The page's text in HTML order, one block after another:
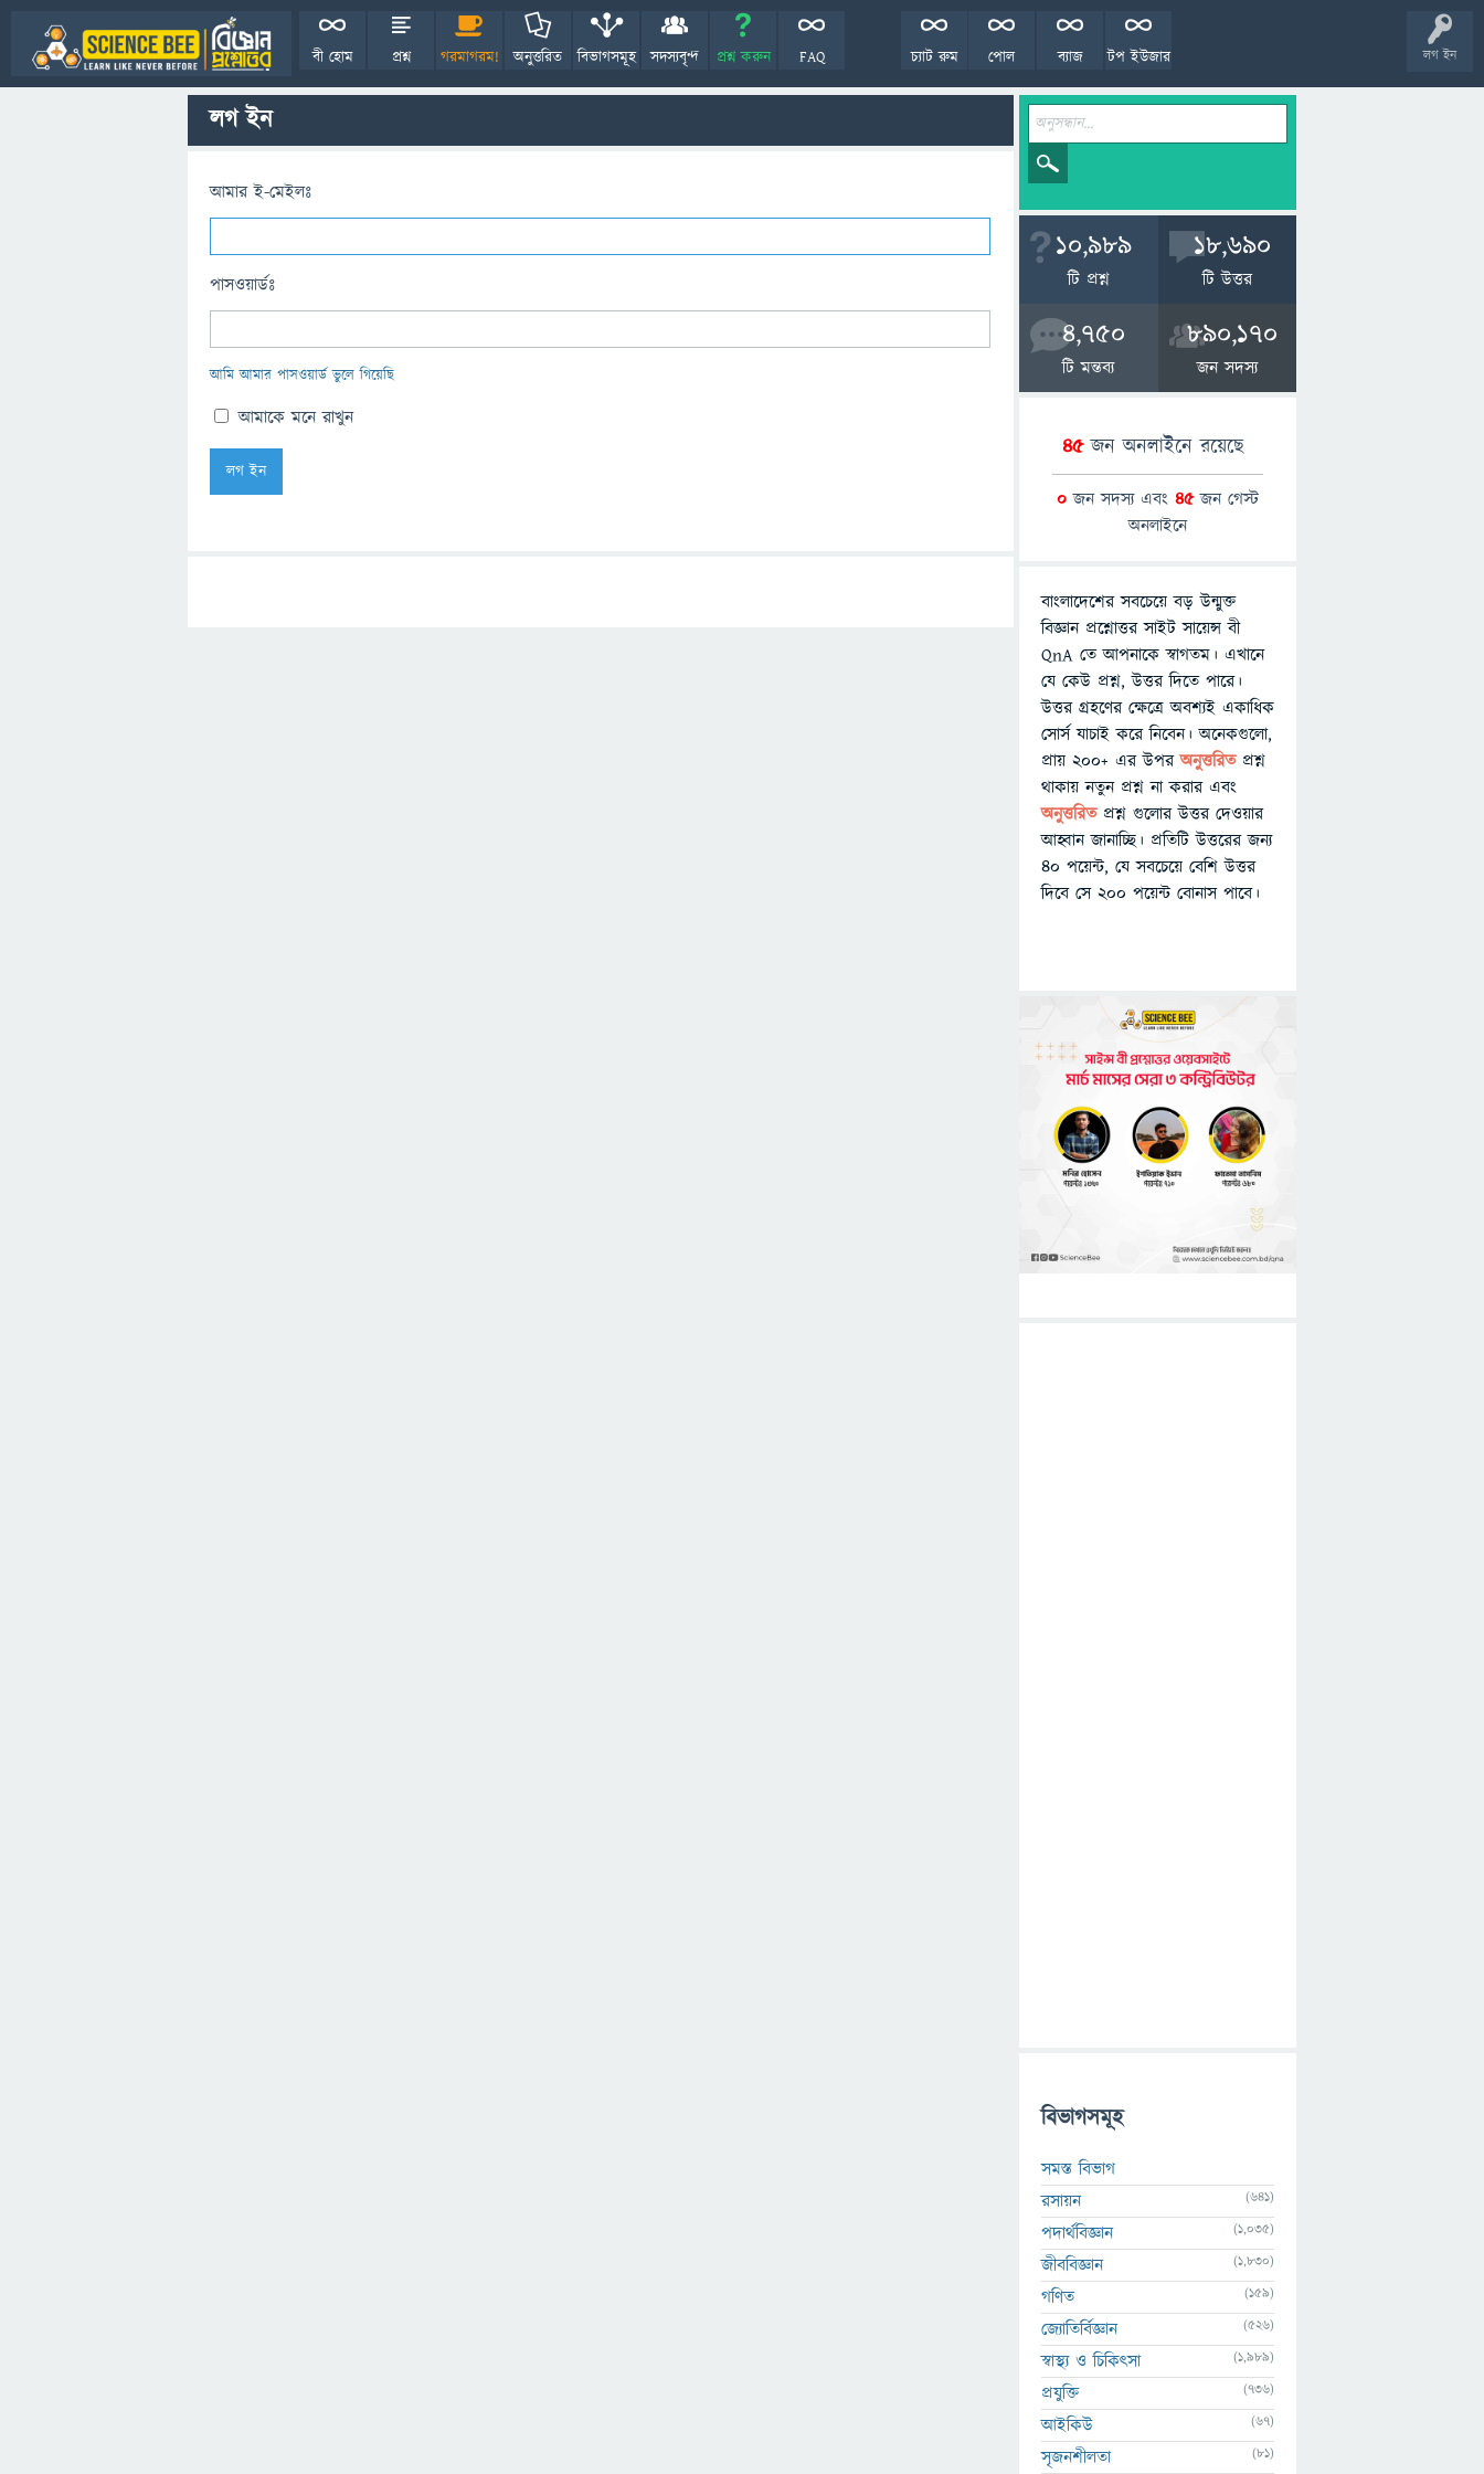
লগ ইন
বী হোম প্রশ্ন গরমাগরম! অনুত্তরিত বিভাগসমূহ সদস্যবৃন্দ প্রশ্ন করুন FAQ টপ ইউজার
ব্যাজ
পোল
চ্যাট রুম
লগ ইন
আমার ই-মেইলঃ
পাসওয়ার্ডঃ
আমি আমার পাসওয়ার্ড ভুলে গিয়েছি
আমাকে মনে রাখুন
10,989
টি প্রশ্ন
18,690
টি উত্তর
4,750
টি মন্তব্য
890,170
জন সদস্য
45জন অনলাইনে রয়েছে
0 জন সদস্য এবং 45জন গেস্ট
অনলাইনে
বাংলাদেশের সবচেয়ে বড় উন্মুক্ত
বিজ্ঞান প্রশ্নোত্তর সাইট সায়েন্স বী
QnA তে আপনাকে স্বাগতম। এখানে
যে কেউ প্রশ্ন, উত্তর দিতে পারে।
উত্তর গ্রহণের ক্ষেত্রে অবশ্যই একাধিক
সোর্স যাচাই করে নিবেন। অনেকগুলো,
প্রায় ২০০+ এর উপরঅনুত্তরিতপ্রশ্ন
থাকায় নতুন প্রশ্ন না করার এবং
অনুত্তরিত প্রশ্ন গুলোর উত্তর দেওয়ার
আহ্বান জানাচ্ছি। প্রতিটি উত্তরের জন্য
৪০ পয়েন্ট, যে সবচেয়ে বেশি উত্তর
দিবে সে ২০০ পয়েন্ট বোনাস পাবে।
বিভাগসমূহ
সমস্ত বিভাগ
রসায়ন
(641)
পদার্থবিজ্ঞান (1,035)
জীববিজ্ঞান (1,830)
গণিত (159)
জ্যোতির্বিজ্ঞান (526)
স্বাস্থ্য ও চিকিৎসা (1,989)
প্রযুক্তি (736)
আইকিউ (67)
সৃজনশীলতা (81)